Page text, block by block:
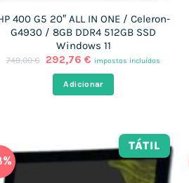
400 G5 20″ ALL IN ONE / Celeron-
G4930 / 8GB DDR4 512GB SSD
Windows 11
749,00€
O
original
era:
292,76 €O
atual
é:
impostos incluídos
Adicionar
TÁTIL